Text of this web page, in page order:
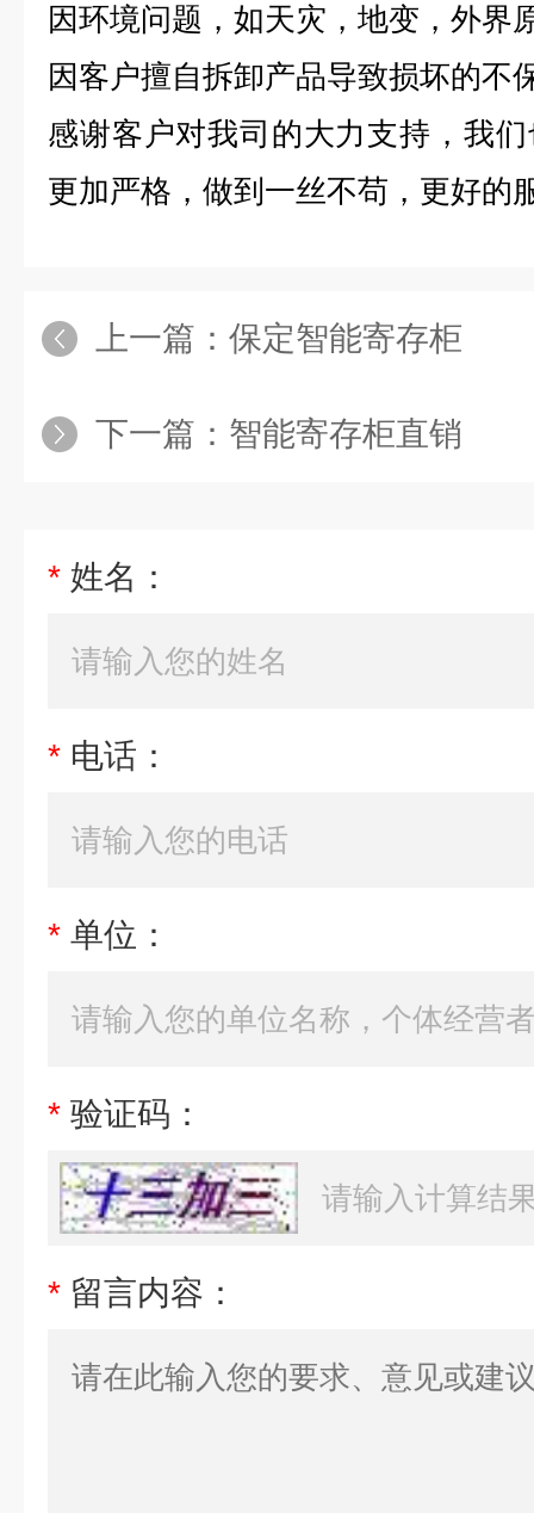
因环境问题，如天灾，地变，外界
因客户擅自拆卸产品导致损坏的不
感谢客户对我司的大力支持，我
更加严格，做到一丝不苟，更好
上一篇： 保定智能寄存柜
下一篇： 智能寄存柜直销
* 姓名：
* 电话：
* 单位：
* 验证码：
* 留言内容：